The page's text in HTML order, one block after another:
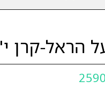
הראל-קרן י'